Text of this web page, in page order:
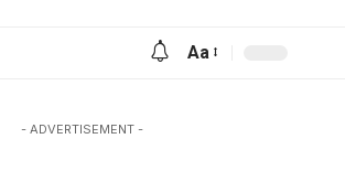
Aa
- ADVERTISEMENT -